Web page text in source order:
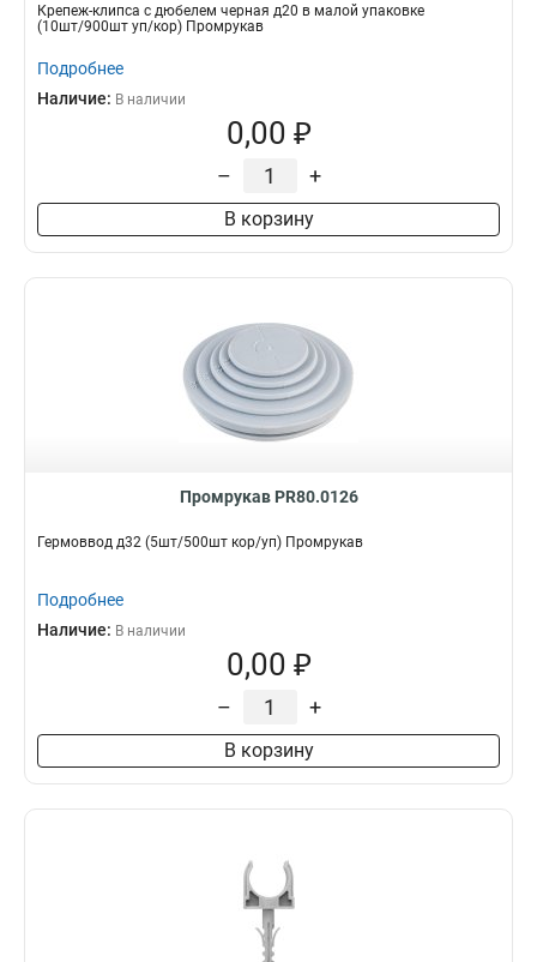
Крепеж-клипса с дюбелем черная д20 в малой упаковке
(10шт/900шт уп/кор) Промрукав
Подробнее
Наличие: В наличии
0,00 ₽
– +
В корзину
Промрукав PR80.0126
Гермоввод д32 (5шт/500шт кор/уп) Промрукав
Подробнее
Наличие: В наличии
0,00 ₽
– +
В корзину